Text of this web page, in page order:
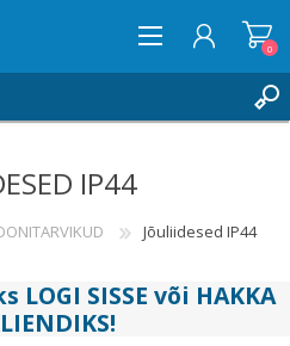
0
IP44
Jõuliidesed IP44
LOGI SISSE või HAKKA
!